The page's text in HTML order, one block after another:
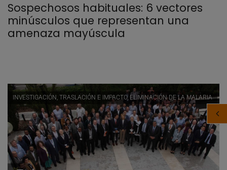
Sospechosos habituales: 6 vectores
minúsculos que representan una
amenaza mayúscula
INVESTIGACIÓN, TRASLACIÓN E IMPACTO, ELIMINACIÓN DE LA MALARIA